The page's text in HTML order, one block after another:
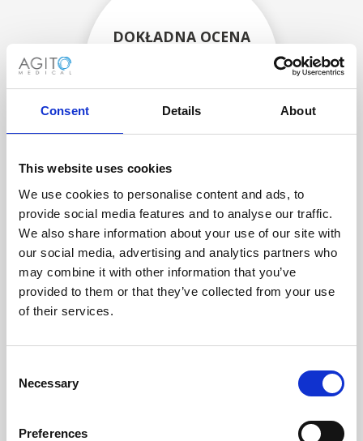
Consent Details About
This website uses cookies
We use cookies to personalise content and ads, to
provide social media features and to analyse our traffic.
We also share information about your use of our site with
our social media, advertising and analytics partners who
may combine it with other information that you’ve
provided to them or that they’ve collected from your use
of their services.
Selection
Necessary
Preferences
DOKŁADNA OCENA
ODZYSKIWANIE
Z OSTROŻNOŚCIĄ
Użyteczne części są
skrupulatnie odzyskiwane w
bezpiecznym środowisku ESD,
zapewniając brak uszkodzeń
ani zanieczyszczeń.